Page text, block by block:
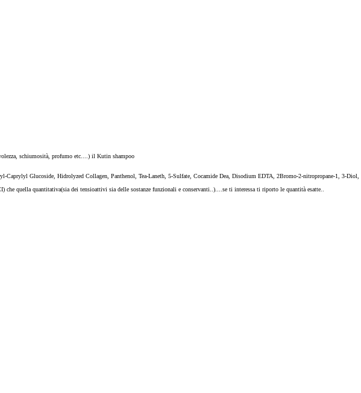
schiumosità, profumo etc....) il Kutin shampoo
Caprylyl Glucoside, Hidrolyzed Collagen, Panthenol, Tea-Laneth, 5-Sulfate, Cocamide Dea, Disodium EDTA, 2Bromo-2-nitropropane-1, 3-Diol,
che quella quantitativa(sia dei tensioattivi sia delle sostanze funzionali e conservanti..)....se ti interessa ti riporto le quantità esatte..